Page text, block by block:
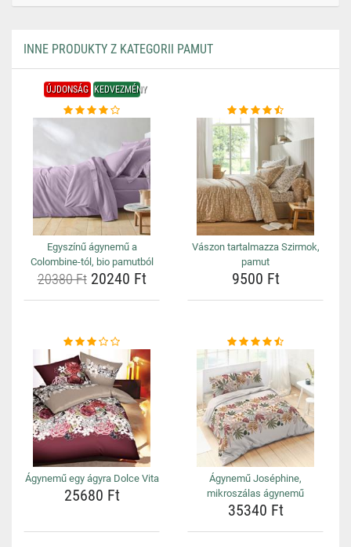
INNE PRODUKTY Z KATEGORII PAMUT
ÚJDONSÁG KEDVEZMÉNY
Egyszínű ágynemű a
Colombine-tól, bio pamutból
20380 Ft20240 Ft
Vászon tartalmazza Szirmok,
pamut
9500 Ft
Ágynemű egy ágyra Dolce Vita
25680 Ft
Ágynemű Joséphine,
mikroszálas ágynemű
35340 Ft